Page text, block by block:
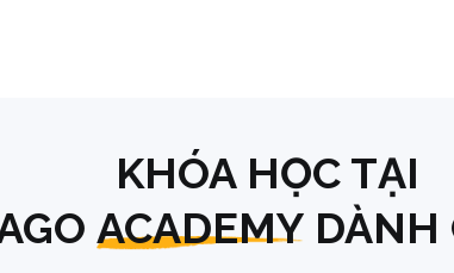
KHÓA HỌC TẠI
ACADEMY DÀNH